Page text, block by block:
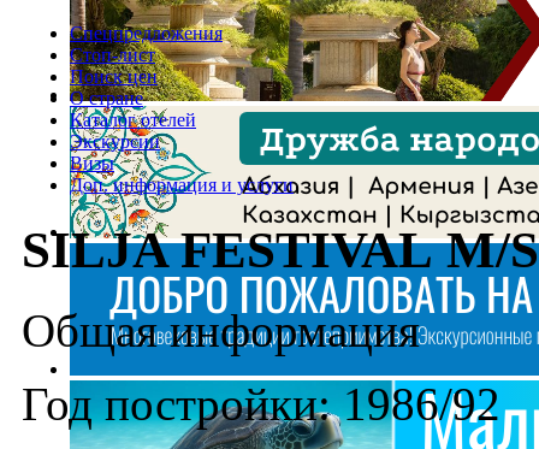
Спецпредложения
Стоп-лист
Поиск цен
О стране
Каталог отелей
Экскурсии
Визы
Доп. информация и услуги
SILJA FESTIVAL M/S
Общая информация
Год постройки: 1986/92